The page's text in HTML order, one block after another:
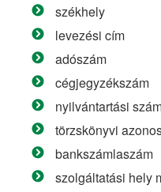
Hulladékgyűjtő udvar
Saját beszállítás
Hírek
Ügyfélszolgálat
Ügyfélszolgálat
székhely
levezési cím
adószám
cégjegyzékszám
nyilvántartási
törzskönyvi
bankszámlaszám
szolgáltatási hely